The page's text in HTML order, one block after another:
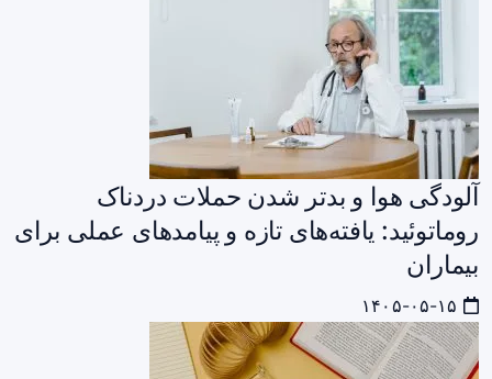
آلودگی هوا و بدتر شدن حملات دردناک
روماتوئید: یافته‌های تازه و پیامدهای عملی برای
بیماران